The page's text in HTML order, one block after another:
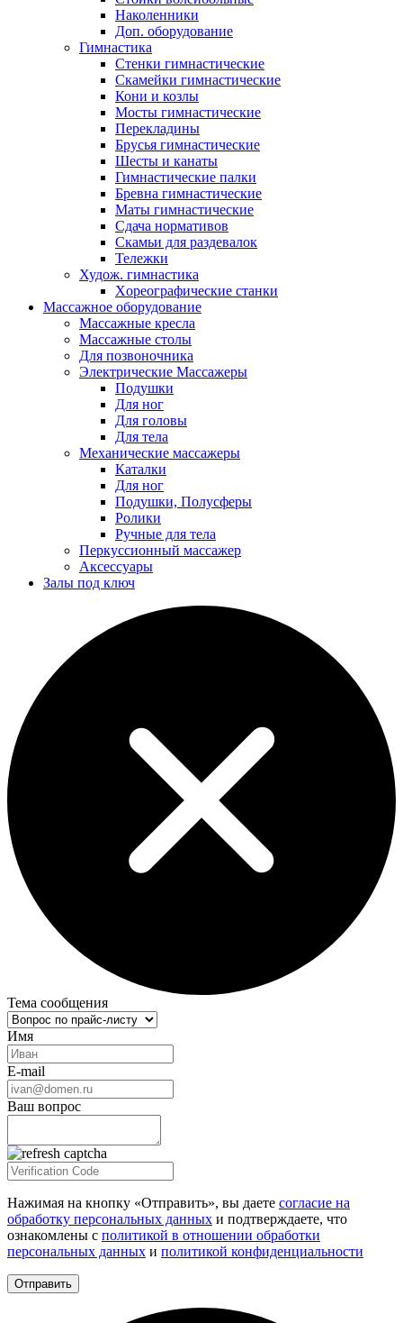
Наколенники
Доп. оборудование
Гимнастика
Стенки гимнастические
Скамейки гимнастические
Кони и козлы
Мосты гимнастические
Перекладины
Брусья гимнастические
Шесты и канаты
Гимнастические палки
Бревна гимнастические
Маты гимнастические
Сдача нормативов
Скамьи для раздевалок
Тележки
Худож. гимнастика
Xореографические станки
Массажное оборудование
Массажные кресла
Массажные столы
Для позвоночника
Электрические Массажеры
Подушки
Для ног
Для головы
Для тела
Механические массажеры
Каталки
Для ног
Подушки, Полусферы
Ролики
Ручные для тела
Перкуссионный массажер
Аксессуары
Залы под ключ
Тема сообщения
Имя
E-mail
Ваш вопрос
Нажимая на кнопку «Отправить», вы даете согласие на
обработку персональных данных и подтверждаете, что
ознакомлены с политикой в отношении обработки
персональных данных и политикой конфиденциальности